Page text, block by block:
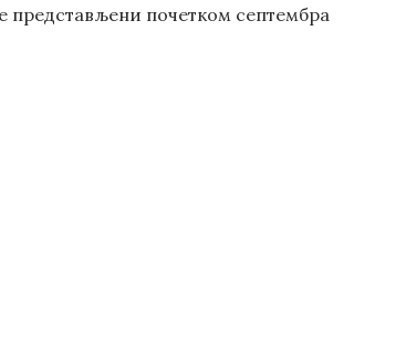
представљени почетком септембра